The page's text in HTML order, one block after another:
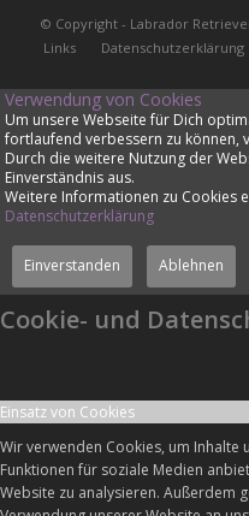
© Copyright - Labrador
Links
Datenschutzerklärung
Verwendung von Cookies
Um unsere Webseite für Dich
fortlaufend verbessern zu können,
Durch die weitere Nutzung der
Einverständnis aus.
Weitere Informationen zu Cookies
Datenschutzerklärung
Einverstanden Ablehnen
Cookie- und
Einsatz von Cookies
Wir verwenden Cookies, um Inhalte
Funktionen für soziale Medien
Website zu analysieren. Außerdem